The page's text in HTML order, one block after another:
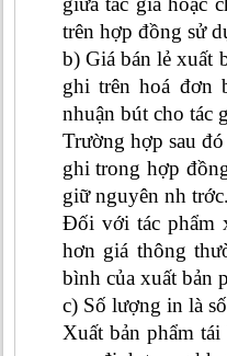
trên hợp đồng sử
b) Giá bán lẻ xuất
ghi trên hoá đơn
nhuận bút cho tác
Trường hợp sau
ghi trong hợp
giữ nguyên nh trớc.
Đối với tác phẩm
hơn giá thông
bình của xuất bản
c) Số lượng in là
Xuất bản phẩm